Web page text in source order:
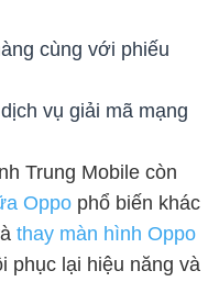
cùng với phiếu
vụ giải mã mạng
Trung Mobile còn
Oppo phổ biến khác
thay màn hình Oppo
phục lại hiệu năng và